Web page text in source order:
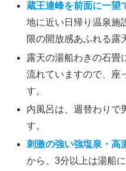
蔵王連峰を前面に一望
地に近い日帰り温泉施
限の開放感あふれる露
露天の湯船わきの石畳
流れていますので、座
す。
内風呂は、週替わりで
す。
刺激の強い強塩泉・高
から、3分以上は湯船